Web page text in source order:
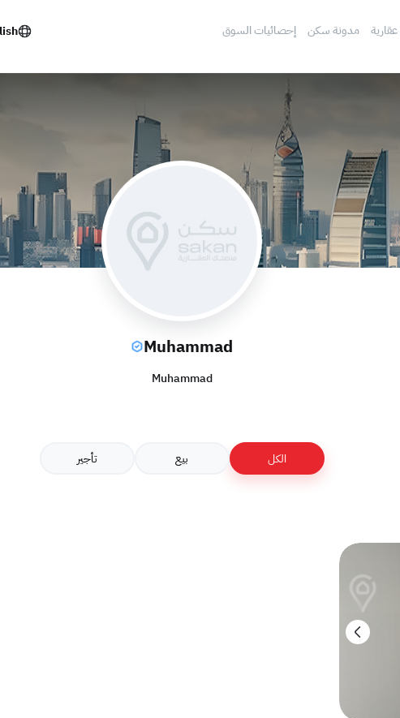
مدونة سكن إحصائيات السوق
Muhammad
Muhammad
الكل بيع تأجير